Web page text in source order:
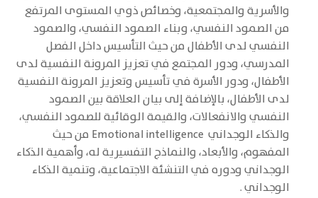
والأسرية والمجتمعية، وخصائص ذوي المستوى المرتفع
من الصمود النفسي، وبناء الصمود النفسي، والصمود
النفسي لدى الأطفال من حيث التأسيس داخل الفصل
المدرسي، ودور المجتمع في تعزيز المرونة النفسية لدى
الأطفال، ودور الأسرة في تأسيس وتعزيز المرونة النفسية
لدى الأطفال، بالإضافة إلى بيان العلاقة بين الصمود
النفسي والانفعالات، والقيمة الوقائية للصمود النفسي،
والذكاء الوجداني Emotional intelligence من حيث
المفهوم، والأبعاد، والنماذج التفسيرية له، وأهمية الذكاء
الوجداني ودوره في التنشئة الاجتماعية، وتنمية الذكاء
الوجداني .